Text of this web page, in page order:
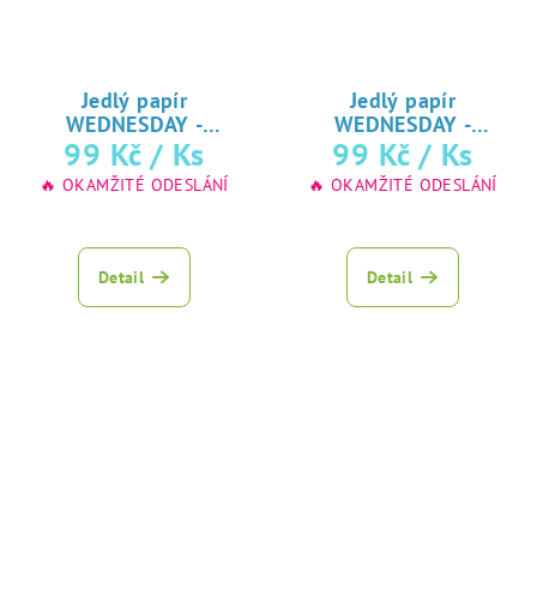
Jedlý papír
WEDNESDAY -
ADDAMSOVA RODINA
♥ tisk na jedlý
papír
99 Kč / Ks
🔥 OKAMŽITÉ ODESLÁNÍ
Detail
Jedlý papír
WEDNESDAY -
ADDAMSOVA RODINA
♥ tisk na jedlý
papír
99 Kč / Ks
🔥 OKAMŽITÉ ODESLÁNÍ
Detail